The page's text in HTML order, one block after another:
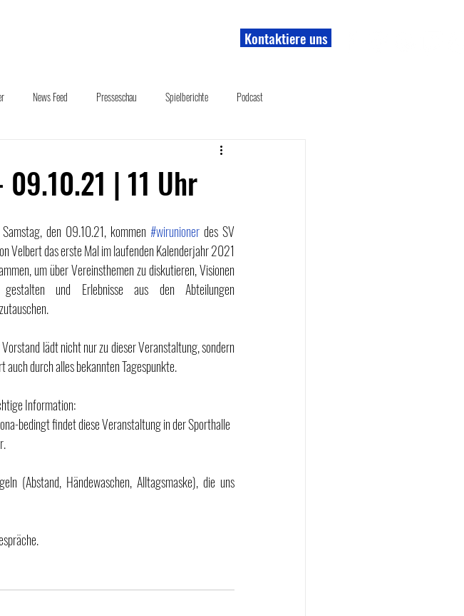
Kontaktiere uns
News Feed Presseschau Spielberichte Podcast
| 11 Uhr
den 09.10.21, kommen #wirunioner des SV
Velbert das erste Mal im laufenden Kalenderjahr 2021
um über Vereinsthemen zu diskutieren, Visionen
und Erlebnisse aus den Abteilungen
lädt nicht nur zu dieser Veranstaltung, sondern
auch durch alles bekannten Tagespunkte.
Information:
bedingt findet diese Veranstaltung in der Sporthalle
(Abstand, Händewaschen, Alltagsmaske), die uns